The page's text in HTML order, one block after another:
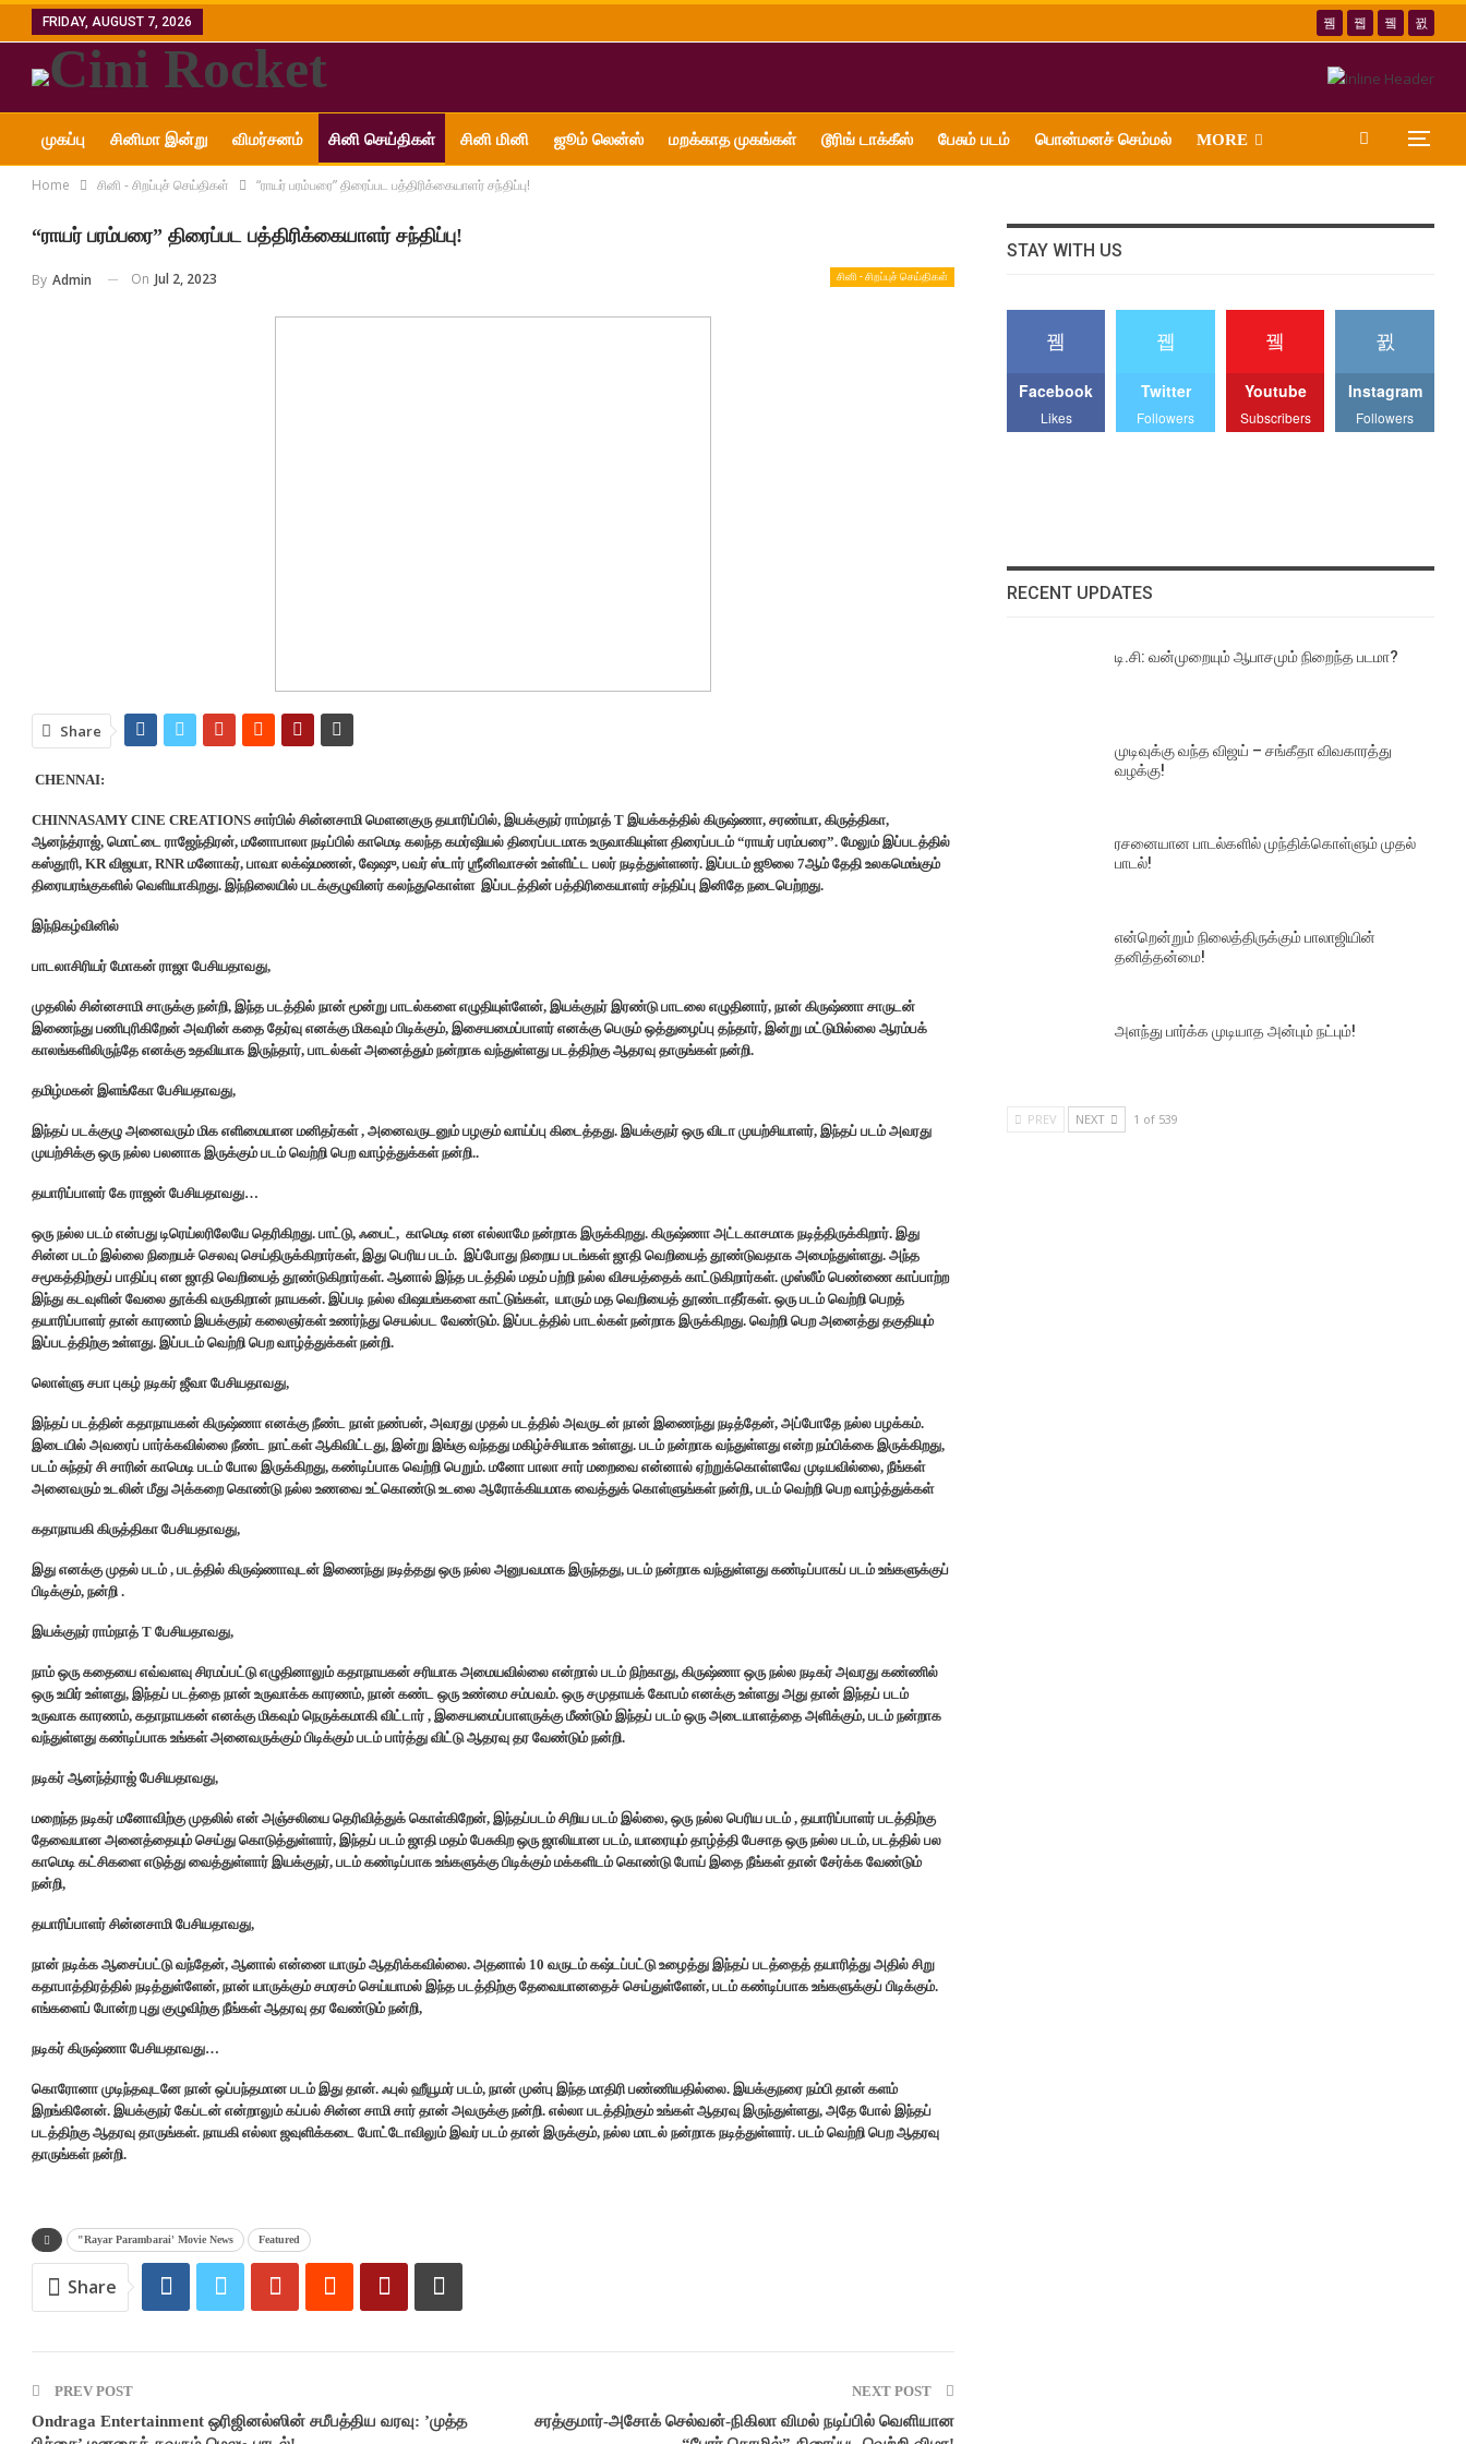
FRIDAY, AUGUST 7, 2026
முகப்பு சினிமா இன்று விமர்சனம் சினி செய்திகள் சினி மினி ஜூம் லென்ஸ் மறக்காத முகங்கள் டூரிங் டாக்கீஸ் பேசும் படம் பொன்மனச் செம்மல் MORE
Home சினி - சிறப்புச் செய்திகள் “ராயர் பரம்பரை” திரைப்பட பத்திரிக்கையாளர் சந்திப்பு!
“ராயர் பரம்பரை” திரைப்பட பத்திரிக்கையாளர் சந்திப்பு!
சினி - சிறப்புச் செய்திகள்
By Admin On Jul 2, 2023
Share
CHENNAI:
CHINNASAMY CINE CREATIONS சார்பில் சின்னசாமி மௌனகுரு தயாரிப்பில், இயக்குநர் ராம்நாத் T இயக்கத்தில் கிருஷ்ணா, சரண்யா, கிருத்திகா,
ஆனந்த்ராஜ், மொட்டை ராஜேந்திரன், மனோபாலா நடிப்பில் காமெடி கலந்த கமர்ஷியல் திரைப்படமாக உருவாகியுள்ள திரைப்படம் “ராயர் பரம்பரை”. மேலும் இப்படத்தில்
கஸ்தூரி, KR விஜயா, RNR மனோகர், பாவா லக்‌ஷ்மணன், ஷேஷு, பவர் ஸ்டார் ஶ்ரீனிவாசன் உள்ளிட்ட பலர் நடித்துள்ளனர். இப்படம் ஜூலை 7ஆம் தேதி உலகமெங்கும்
திரையரங்குகளில் வெளியாகிறது. இந்நிலையில் படக்குழுவினர் கலந்துகொள்ள இப்படத்தின் பத்திரிகையாளர் சந்திப்பு இனிதே நடைபெற்றது.
இந்நிகழ்வினில்
பாடலாசிரியர் மோகன் ராஜா பேசியதாவது,
முதலில் சின்னசாமி சாருக்கு நன்றி, இந்த படத்தில் நான் மூன்று பாடல்களை எழுதியுள்ளேன், இயக்குநர் இரண்டு பாடலை எழுதினார், நான் கிருஷ்ணா சாருடன்
இணைந்து பணிபுரிகிறேன் அவரின் கதை தேர்வு எனக்கு மிகவும் பிடிக்கும், இசையமைப்பாளர் எனக்கு பெரும் ஒத்துழைப்பு தந்தார், இன்று மட்டுமில்லை ஆரம்பக்
காலங்களிலிருந்தே எனக்கு உதவியாக இருந்தார், பாடல்கள் அனைத்தும் நன்றாக வந்துள்ளது படத்திற்கு ஆதரவு தாருங்கள் நன்றி.
தமிழ்மகன் இளங்கோ பேசியதாவது,
இந்தப் படக்குழு அனைவரும் மிக எளிமையான மனிதர்கள் , அனைவருடனும் பழகும் வாய்ப்பு கிடைத்தது. இயக்குநர் ஒரு விடா முயற்சியாளர், இந்தப் படம் அவரது
முயற்சிக்கு ஒரு நல்ல பலனாக இருக்கும் படம் வெற்றி பெற வாழ்த்துக்கள் நன்றி..
தயாரிப்பாளர் கே ராஜன் பேசியதாவது…
ஒரு நல்ல படம் என்பது டிரெய்லரிலேயே தெரிகிறது. பாட்டு, ஃபைட், காமெடி என எல்லாமே நன்றாக இருக்கிறது. கிருஷ்ணா அட்டகாசமாக நடித்திருக்கிறார். இது
சின்ன படம் இல்லை நிறையச் செலவு செய்திருக்கிறார்கள், இது பெரிய படம். இப்போது நிறைய படங்கள் ஜாதி வெறியைத் தூண்டுவதாக அமைந்துள்ளது. அந்த
சமூகத்திற்குப் பாதிப்பு என ஜாதி வெறியைத் தூண்டுகிறார்கள். ஆனால் இந்த படத்தில் மதம் பற்றி நல்ல விசயத்தைக் காட்டுகிறார்கள். முஸ்லீம் பெண்ணை காப்பாற்ற
இந்து கடவுளின் வேலை தூக்கி வருகிறான் நாயகன். இப்படி நல்ல விஷயங்களை காட்டுங்கள், யாரும் மத வெறியைத் தூண்டாதீர்கள். ஒரு படம் வெற்றி பெறத்
தயாரிப்பாளர் தான் காரணம் இயக்குநர் கலைஞர்கள் உணர்ந்து செயல்பட வேண்டும். இப்படத்தில் பாடல்கள் நன்றாக இருக்கிறது. வெற்றி பெற அனைத்து தகுதியும்
இப்படத்திற்கு உள்ளது. இப்படம் வெற்றி பெற வாழ்த்துக்கள் நன்றி.
லொள்ளு சபா புகழ் நடிகர் ஜீவா பேசியதாவது,
இந்தப் படத்தின் கதாநாயகன் கிருஷ்ணா எனக்கு நீண்ட நாள் நண்பன், அவரது முதல் படத்தில் அவருடன் நான் இணைந்து நடித்தேன், அப்போதே நல்ல பழக்கம்.
இடையில் அவரைப் பார்க்கவில்லை நீண்ட நாட்கள் ஆகிவிட்டது, இன்று இங்கு வந்தது மகிழ்ச்சியாக உள்ளது. படம் நன்றாக வந்துள்ளது என்ற நம்பிக்கை இருக்கிறது,
படம் சுந்தர் சி சாரின் காமெடி படம் போல இருக்கிறது, கண்டிப்பாக வெற்றி பெறும். மனோ பாலா சார் மறைவை என்னால் ஏற்றுக்கொள்ளவே முடியவில்லை, நீங்கள்
அனைவரும் உடலின் மீது அக்கறை கொண்டு நல்ல உணவை உட்கொண்டு உடலை ஆரோக்கியமாக வைத்துக் கொள்ளுங்கள் நன்றி, படம் வெற்றி பெற வாழ்த்துக்கள்
கதாநாயகி கிருத்திகா பேசியதாவது,
இது எனக்கு முதல் படம் , படத்தில் கிருஷ்ணாவுடன் இணைந்து நடித்தது ஒரு நல்ல அனுபவமாக இருந்தது, படம் நன்றாக வந்துள்ளது கண்டிப்பாகப் படம் உங்களுக்குப்
பிடிக்கும், நன்றி .
இயக்குநர் ராம்நாத் T பேசியதாவது,
நாம் ஒரு கதையை எவ்வளவு சிரமப்பட்டு எழுதினாலும் கதாநாயகன் சரியாக அமையவில்லை என்றால் படம் நிற்காது, கிருஷ்ணா ஒரு நல்ல நடிகர் அவரது கண்ணில்
ஒரு உயிர் உள்ளது, இந்தப் படத்தை நான் உருவாக்க காரணம், நான் கண்ட ஒரு உண்மை சம்பவம். ஒரு சமுதாயக் கோபம் எனக்கு உள்ளது அது தான் இந்தப் படம்
உருவாக காரணம், கதாநாயகன் எனக்கு மிகவும் நெருக்கமாகி விட்டார் , இசையமைப்பாளருக்கு மீண்டும் இந்தப் படம் ஒரு அடையாளத்தை அளிக்கும், படம் நன்றாக
வந்துள்ளது கண்டிப்பாக உங்கள் அனைவருக்கும் பிடிக்கும் படம் பார்த்து விட்டு ஆதரவு தர வேண்டும் நன்றி.
நடிகர் ஆனந்த்ராஜ் பேசியதாவது,
மறைந்த நடிகர் மனோவிற்கு முதலில் என் அஞ்சலியை தெரிவித்துக் கொள்கிறேன், இந்தப்படம் சிறிய படம் இல்லை, ஒரு நல்ல பெரிய படம் , தயாரிப்பாளர் படத்திற்கு
தேவையான அனைத்தையும் செய்து கொடுத்துள்ளார், இந்தப் படம் ஜாதி மதம் பேசுகிற ஒரு ஜாலியான படம், யாரையும் தாழ்த்தி பேசாத ஒரு நல்ல படம், படத்தில் பல
காமெடி கட்சிகளை எடுத்து வைத்துள்ளார் இயக்குநர், படம் கண்டிப்பாக உங்களுக்கு பிடிக்கும் மக்களிடம் கொண்டு போய் இதை நீங்கள் தான் சேர்க்க வேண்டும்
நன்றி,
தயாரிப்பாளர் சின்னசாமி பேசியதாவது,
நான் நடிக்க ஆசைப்பட்டு வந்தேன், ஆனால் என்னை யாரும் ஆதரிக்கவில்லை. அதனால் 10 வருடம் கஷ்டப்பட்டு உழைத்து இந்தப் படத்தைத் தயாரித்து அதில் சிறு
கதாபாத்திரத்தில் நடித்துள்ளேன், நான் யாருக்கும் சமரசம் செய்யாமல் இந்த படத்திற்கு தேவையானதைச் செய்துள்ளேன், படம் கண்டிப்பாக உங்களுக்குப் பிடிக்கும்.
எங்களைப் போன்ற புது குழுவிற்கு நீங்கள் ஆதரவு தர வேண்டும் நன்றி,
நடிகர் கிருஷ்ணா பேசியதாவது…
கொரோனா முடிந்தவுடனே நான் ஒப்பந்தமான படம் இது தான். ஃபுல் ஹீயூமர் படம், நான் முன்பு இந்த மாதிரி பண்ணியதில்லை. இயக்குநரை நம்பி தான் களம்
இறங்கினேன். இயக்குநர் கேப்டன் என்றாலும் கப்பல் சின்ன சாமி சார் தான் அவருக்கு நன்றி. எல்லா படத்திற்கும் உங்கள் ஆதரவு இருந்துள்ளது, அதே போல் இந்தப்
படத்திற்கு ஆதரவு தாருங்கள். நாயகி எல்லா ஜவுளிக்கடை போட்டோவிலும் இவர் படம் தான் இருக்கும், நல்ல மாடல் நன்றாக நடித்துள்ளார். படம் வெற்றி பெற ஆதரவு
தாருங்கள் நன்றி.
"Rayar Parambarai' Movie News Featured
Share
PREV POST
Ondraga Entertainment ஒரிஜினல்ஸின் சமீபத்திய வரவு: ’முத்த
NEXT POST
சரத்குமார்-அசோக் செல்வன்-நிகிலா விமல் நடிப்பில் வெளியான
STAY WITH US
Facebook
Likes
Twitter
Followers
Youtube
Subscribers
Instagram
Followers
RECENT UPDATES
டி.சி: வன்முறையும் ஆபாசமும் நிறைந்த படமா?
முடிவுக்கு வந்த விஜய் – சங்கீதா விவகாரத்து
வழக்கு!
ரசனையான பாடல்களில் முந்திக்கொள்ளும் முதல்
பாடல்!
என்றென்றும் நிலைத்திருக்கும் பாலாஜியின்
தனித்தன்மை!
அளந்து பார்க்க முடியாத அன்பும் நட்பும்!
PREV NEXT 1 of 539